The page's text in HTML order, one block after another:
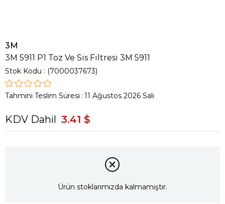
3M
3M 5911 P1 Toz Ve Sis Filtresi 3M 5911
Stok Kodu (7000037673)
Tahmini Teslim Süresi : 11 Ağustos 2026 Salı
KDV Dahil 3.41 $
Ürün stoklarımızda kalmamıştır.